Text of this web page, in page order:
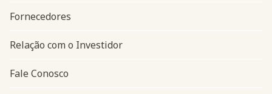
Fornecedores
Relação com o Investidor
Fale Conosco